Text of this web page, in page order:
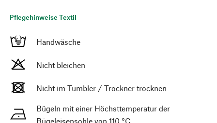
Pflegehinweise Textil
Handwäsche
Nicht bleichen
Nicht im Tumbler / Trockner trocknen
Bügeln mit einer Höchsttemperatur der
Bügeleisensohle von 110 °C